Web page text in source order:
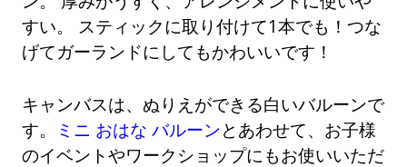
すい。 スティックに取り付けて1本でも！つな
げてガーランドにしてもかわいいです！
キャンバスは、ぬりえができる白いバルーンで
す。
ミニ おはな バルーンとあわせて、お子様
のイベントやワークショップにもお使いいただ